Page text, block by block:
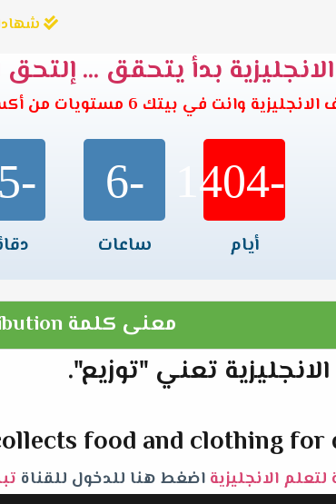
بدأ يتحقق ... إلتحق
وانت في بيتك 6 مستويات من أكسفورد. الدورات القادمة تبدأ خلال:
-1404
أيام
-6
ساعات
-55
معنى كلمة distribution
food and clothing
الانجليزية اضغط هنا للدخول للقناة